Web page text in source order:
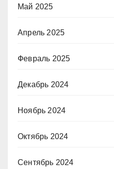
Май 2025
Апрель 2025
Февраль 2025
Декабрь 2024
Ноябрь 2024
Октябрь 2024
Сентябрь 2024